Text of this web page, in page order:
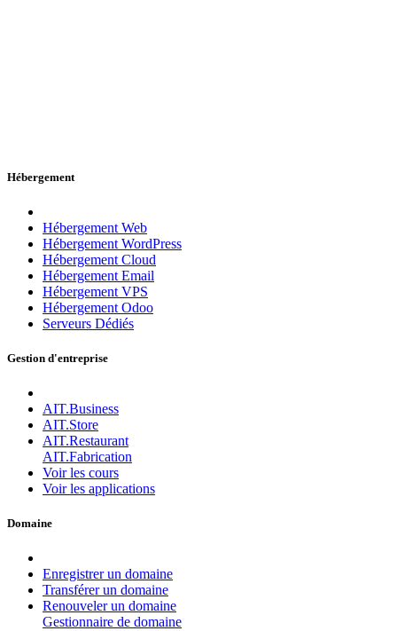
Hébergement
Hébergement Web
Hébergement WordPress
Hébergement Cloud
Hébergement Email
Hébergement VPS
Hébergement Odoo
Serveurs Dédiés
Gestion d'entreprise
AIT.Business
AIT.Store
AIT.Restaurant
AIT.Fabrication
Voir les cours
Voir les applications
Domaine
Enregistrer un domaine
Transférer un domaine
Renouveler un domaine
Gestionnaire de domaine